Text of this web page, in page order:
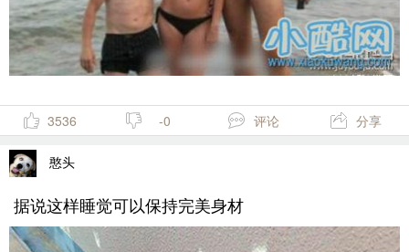
3536 -0 评论 分享
憨头
据说这样睡觉可以保持完美身材